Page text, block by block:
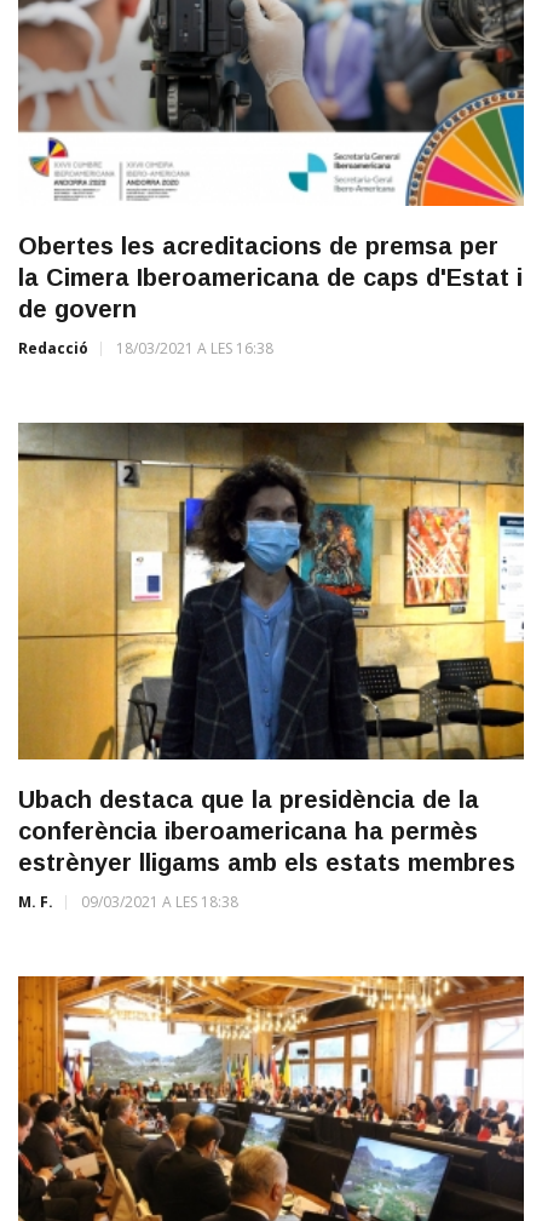
Obertes les acreditacions de premsa per
la Cimera Iberoamericana de caps d'Estat i
de govern
Redacció 18/03/2021 A LES 16:38
Ubach destaca que la presidència de la
conferència iberoamericana ha permès
estrènyer lligams amb els estats membres
M. F. 09/03/2021 A LES 18:38